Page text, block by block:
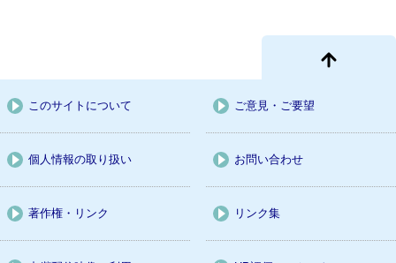
このサイトについて ご意見・ご要望
個人情報の取り扱い お問い合わせ
著作権・リンク リンク集